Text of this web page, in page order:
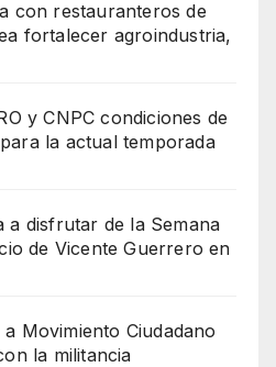
con restauranteros de
fortalecer agroindustria,
y CNPC condiciones de
la actual temporada
a disfrutar de la Semana
de Vicente Guerrero en
Movimiento Ciudadano
la militancia